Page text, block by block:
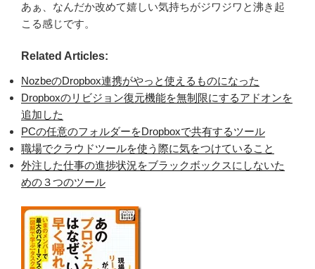
あぁ、なんだか改めて嬉しい気持ちがジワジワと沸き起
こる感じです。
Related Articles:
NozbeのDropbox連携がやっと使えるものになった
Dropboxのリビジョン復元機能を無制限にするアドオンを
追加した
PCの任意のフォルダーをDropboxで共有するツール
職場でクラウドツールを使う際に気をつけていること
外注した仕事の進捗状況をブラックボックスにしないた
めの３つのツール